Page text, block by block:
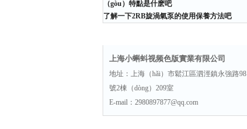
（gòu）特點是什麽吧
了解一下2RB旋渦氣泵的使用保養方法吧
上海小蝌蚪视频色版實業有限公司
地址：上海（hǎi）市鬆江區泗涇鎮永強路98
號2棟（dòng）209室
E-mail：2980897877@qq.com